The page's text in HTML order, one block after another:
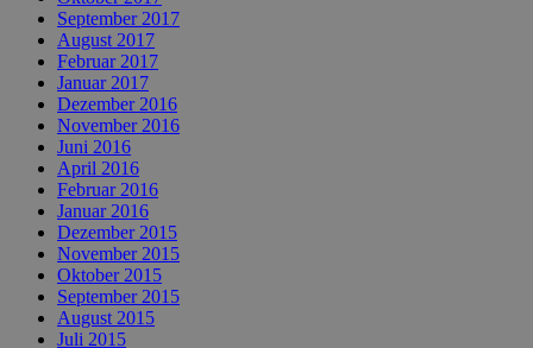
September 2017
August 2017
Februar 2017
Januar 2017
Dezember 2016
November 2016
Juni 2016
April 2016
Februar 2016
Januar 2016
Dezember 2015
November 2015
Oktober 2015
September 2015
August 2015
Juli 2015